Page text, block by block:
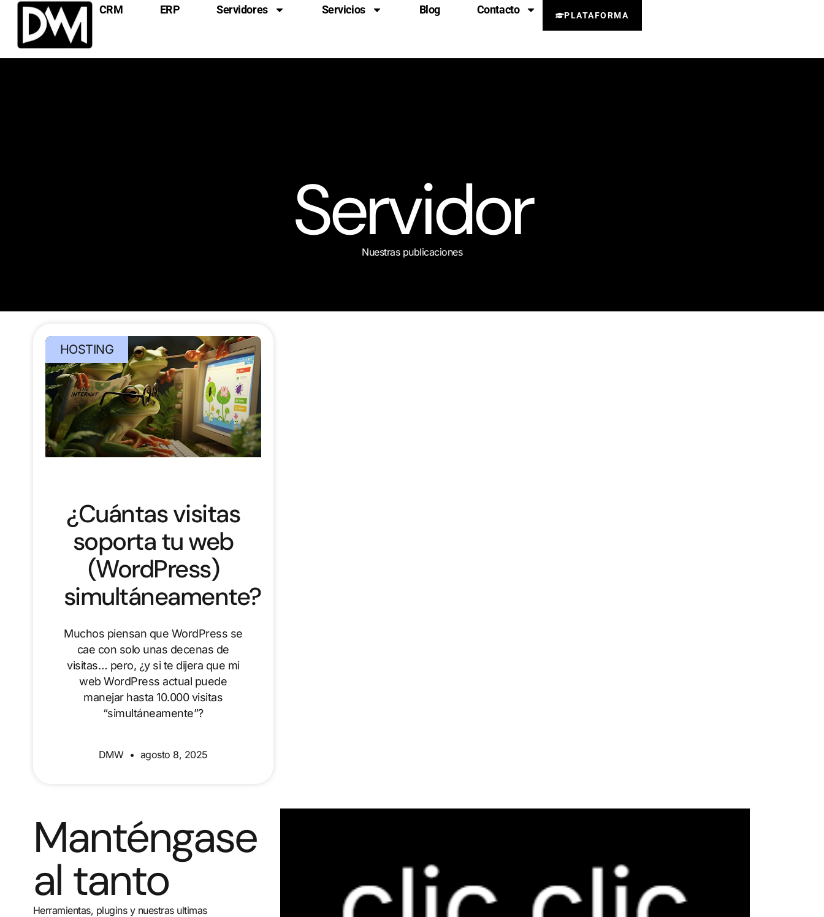
CRM ERP Servidores Servicios Blog Contacto PLATAFORMA
Servidor
Nuestras publicaciones
HOSTING
¿Cuántas visitas
soporta tu web
(WordPress)
simultáneamente?
Muchos piensan que WordPress se
cae con solo unas decenas de
visitas… pero, ¿y si te dijera que mi
web WordPress actual puede
manejar hasta 10.000 visitas
“simultáneamente”?
DMW agosto 8, 2025
Manténgase
al tanto
Herramientas, plugins y nuestras ultimas